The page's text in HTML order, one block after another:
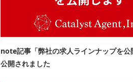
note記事「弊社の求人ラインナップを公
公開されました